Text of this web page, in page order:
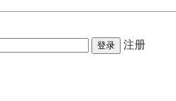
注册